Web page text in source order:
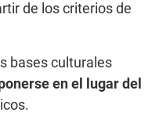
de los criterios de
bases culturales
en el lugar del